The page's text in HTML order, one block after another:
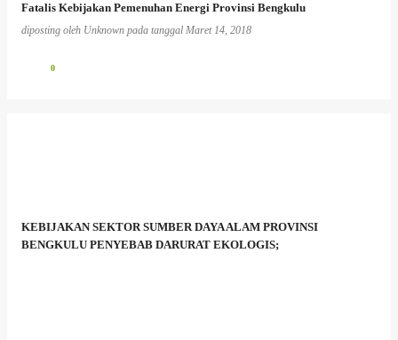
Fatalis Kebijakan Pemenuhan Energi Provinsi Bengkulu
diposting oleh Unknown pada tanggal Maret 14, 2018
0
KEBIJAKAN SEKTOR SUMBER DAYA ALAM PROVINSI
BENGKULU PENYEBAB DARURAT EKOLOGIS;